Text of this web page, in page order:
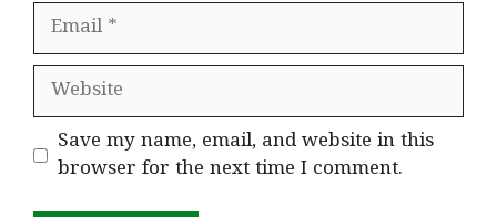
Email
Website
Save my name, email, and website in this
browser for the next time I comment.